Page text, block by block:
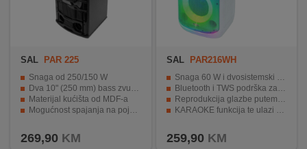
SAL PAR 225
Snaga od 250/150 W
Dva 10" (250 mm) bass zvučnika i jedan 1" (25.4 mm) visokotonac
Materijal kućišta od MDF-a
Mogućnost spajanja na pojačalo ili aktivni zvučnik
269,90 KM
SAL PAR216WH
Snaga 60 W i dvosistemski bass-reflex dizajn
Bluetooth i TWS podrška za bežično iskustvo
Reprodukcija glazbe putem USB-a, microSD-a i AUX-a uz digitalni ekvilizator
KARAOKE funkcija te ulazi za mikrofon i gitaru
259,90 KM